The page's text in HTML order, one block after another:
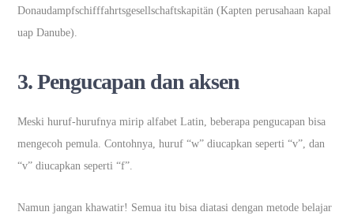
Donaudampfschifffahrtsgesellschaftskapitän (Kapten perusahaan kapal
uap Danube).
3. Pengucapan dan aksen
Meski huruf-hurufnya mirip alfabet Latin, beberapa pengucapan bisa
mengecoh pemula. Contohnya, huruf “w” diucapkan seperti “v”, dan
“v” diucapkan seperti “f”.
Namun jangan khawatir! Semua itu bisa diatasi dengan metode belajar